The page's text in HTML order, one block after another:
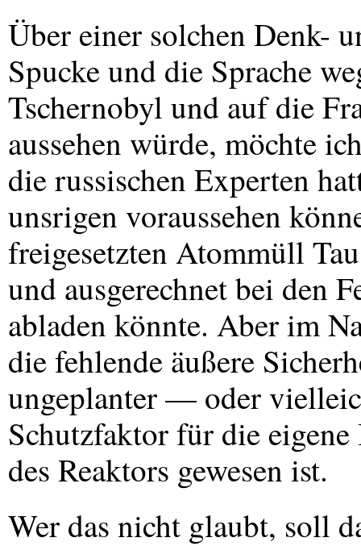
Über einer solchen Denk-
Spucke und die Sprache
Tschernobyl und auf die
aussehen würde, möchte
die russischen Experten
unsrigen voraussehen
freigesetzten Atommüll
und ausgerechnet bei den
abladen könnte. Aber im
die fehlende äußere
ungeplanter — oder
Schutzfaktor für die
des Reaktors gewesen ist.
Wer das nicht glaubt, soll